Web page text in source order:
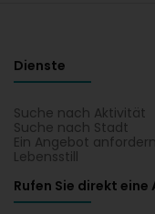
Dienste
Suche nach Aktivität
Suche nach Stadt
Ein Angebot anfordern
Lebensstill
Rufen Sie direkt